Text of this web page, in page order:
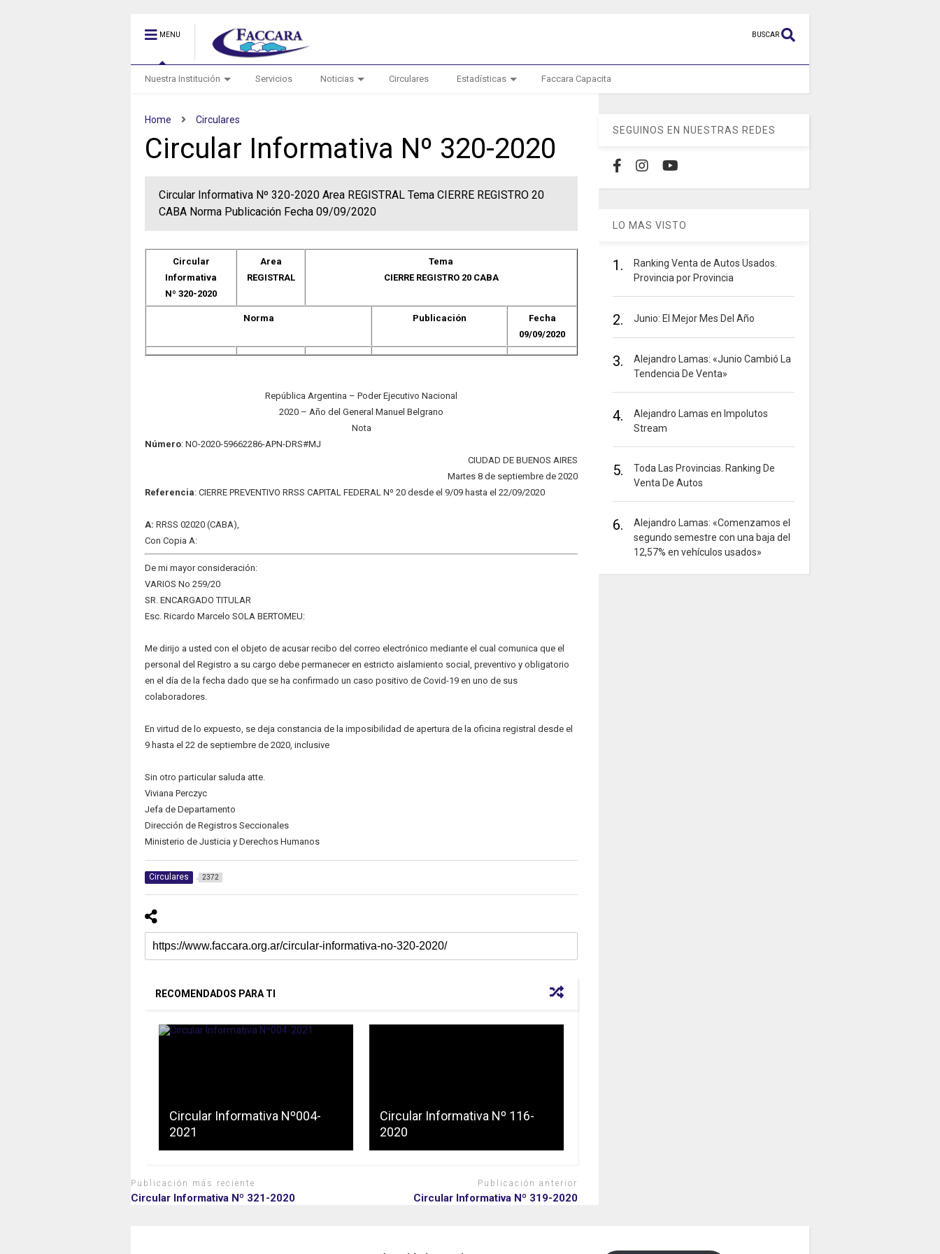
MENU BUSCAR
Nuestra Institución Servicios Noticias Circulares Estadísticas Faccara Capacita
Home Circulares
Circular Informativa Nº 320-2020
Circular Informativa Nº 320-2020 Area REGISTRAL Tema CIERRE REGISTRO 20
CABA Norma Publicación Fecha 09/09/2020
Circular
Informativa
Nº 320-2020
Area
REGISTRAL
Tema
CIERRE REGISTRO 20 CABA
Norma Publicación
Fecha
09/09/2020
República Argentina – Poder Ejecutivo Nacional
2020 – Año del General Manuel Belgrano
Nota
Número: NO-2020-59662286-APN-DRS#MJ
CIUDAD DE BUENOS AIRES
Martes 8 de septiembre de 2020
Referencia: CIERRE PREVENTIVO RRSS CAPITAL FEDERAL Nº 20 desde el 9/09 hasta el 22/09/2020
A: RRSS 02020 (CABA),
Con Copia A:
De mi mayor consideración:
VARIOS No 259/20
SR. ENCARGADO TITULAR
Esc. Ricardo Marcelo SOLA BERTOMEU:
Me dirijo a usted con el objeto de acusar recibo del correo electrónico mediante el cual comunica que el
personal del Registro a su cargo debe permanecer en estricto aislamiento social, preventivo y obligatorio
en el día de la fecha dado que se ha confirmado un caso positivo de Covid-19 en uno de sus
colaboradores.
En virtud de lo expuesto, se deja constancia de la imposibilidad de apertura de la oficina registral desde el
9 hasta el 22 de septiembre de 2020, inclusive
Sin otro particular saluda atte.
Viviana Perczyc
Jefa de Departamento
Dirección de Registros Seccionales
Ministerio de Justicia y Derechos Humanos
Circulares 2372
RECOMENDADOS PARA TI
Circular Informativa Nº004-
2021
Circular Informativa Nº 116-
2020
Publicación más reciente
Circular Informativa Nº 321-2020
Publicación anterior
Circular Informativa Nº 319-2020
SEGUINOS EN NUESTRAS REDES
LO MAS VISTO
1.
Ranking Venta de Autos Usados.
Provincia por Provincia
2. Junio: El Mejor Mes Del Año
3.
Alejandro Lamas: «Junio Cambió La
Tendencia De Venta»
4.
Alejandro Lamas en Impolutos
Stream
5.
Toda Las Provincias. Ranking De
Venta De Autos
6.
Alejandro Lamas: «Comenzamos el
segundo semestre con una baja del
12,57% en vehículos usados»